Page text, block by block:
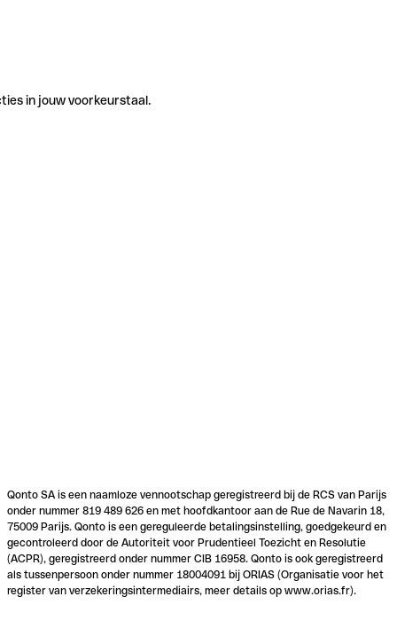
in jouw voorkeurstaal.
Qonto SA is een naamloze vennootschap geregistreerd bij de RCS van Parijs
onder nummer 819 489 626 en met hoofdkantoor aan de Rue de Navarin 18,
75009 Parijs. Qonto is een gereguleerde betalingsinstelling, goedgekeurd en
gecontroleerd door de Autoriteit voor Prudentieel Toezicht en Resolutie
(ACPR), geregistreerd onder nummer CIB 16958. Qonto is ook geregistreerd
als tussenpersoon onder nummer 18004091 bij ORIAS (Organisatie voor het
register van verzekeringsintermediairs, meer details op www.orias.fr).